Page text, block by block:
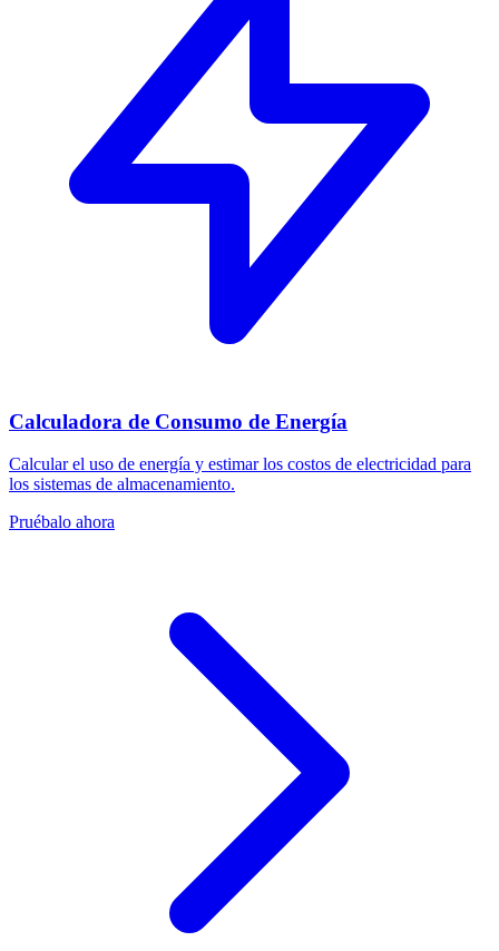
Calculadora de Consumo de Energía
Calcular el uso de energía y estimar los costos de electricidad para
los sistemas de almacenamiento.
Pruébalo ahora